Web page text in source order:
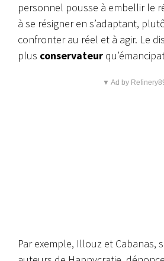
personnel pousse à embellir le
à se résigner en s’adaptant,
confronter au réel et à agir. Le
plus conservateur
▼ Ad by
Par exemple, Illouz et Cabanas,